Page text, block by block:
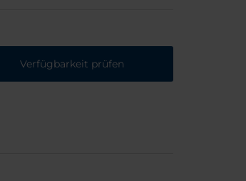
Verfügbarkeit prüfen